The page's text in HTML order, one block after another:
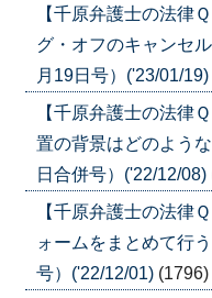
【千原弁護士の法
グ・オフのキャンセ
月19日号）('23/01/19)
【千原弁護士の法
置の背景はどのよう
日合併号）('22/12/08)
【千原弁護士の法
ォームをまとめて行
号）('22/12/01) (1796)